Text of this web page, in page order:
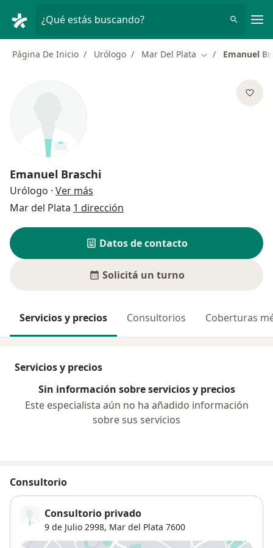
¿Qué estás buscando?
Página De Inicio Urólogo Mar Del Plata Cambiar de
Emanuel
Emanuel Braschi
Urólogo · Ver más
Mar del Plata 1 dirección
Datos de contacto
Solicitá un turno
Servicios y precios Consultorios Coberturas
Servicios y precios
Sin información sobre servicios y precios
Este especialista aún no ha añadido información
sobre sus servicios
Consultorio
Consultorio privado
9 de Julio 2998, Mar del Plata 7600